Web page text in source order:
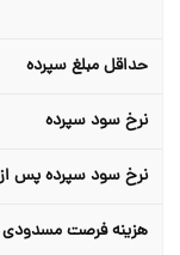
حداقل مبلغ سپرده
نرخ سود سپرده
نرخ سود سپرده پس از وام
هزینه فرصت مسدودی